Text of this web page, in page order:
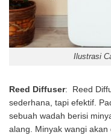
Ilustrasi
Reed Diffuser: Reed
sederhana, tapi efektif.
sebuah wadah berisi
alang. Minyak wangi akan